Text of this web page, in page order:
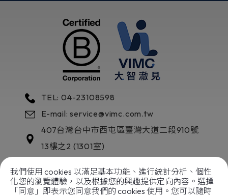
TEL: 04-23108598
E-mail: service@vimc.com.tw
407台灣台中市西屯區臺灣大道二段910號
13樓之2 (1301室)
我們使用 cookies 以滿足基本功能、進行統計分析、個性
化您的瀏覽體驗，以及根據您的興趣提供定向內容。選擇
「同意」即表示您同意我們的 cookies 使用。您可以隨時